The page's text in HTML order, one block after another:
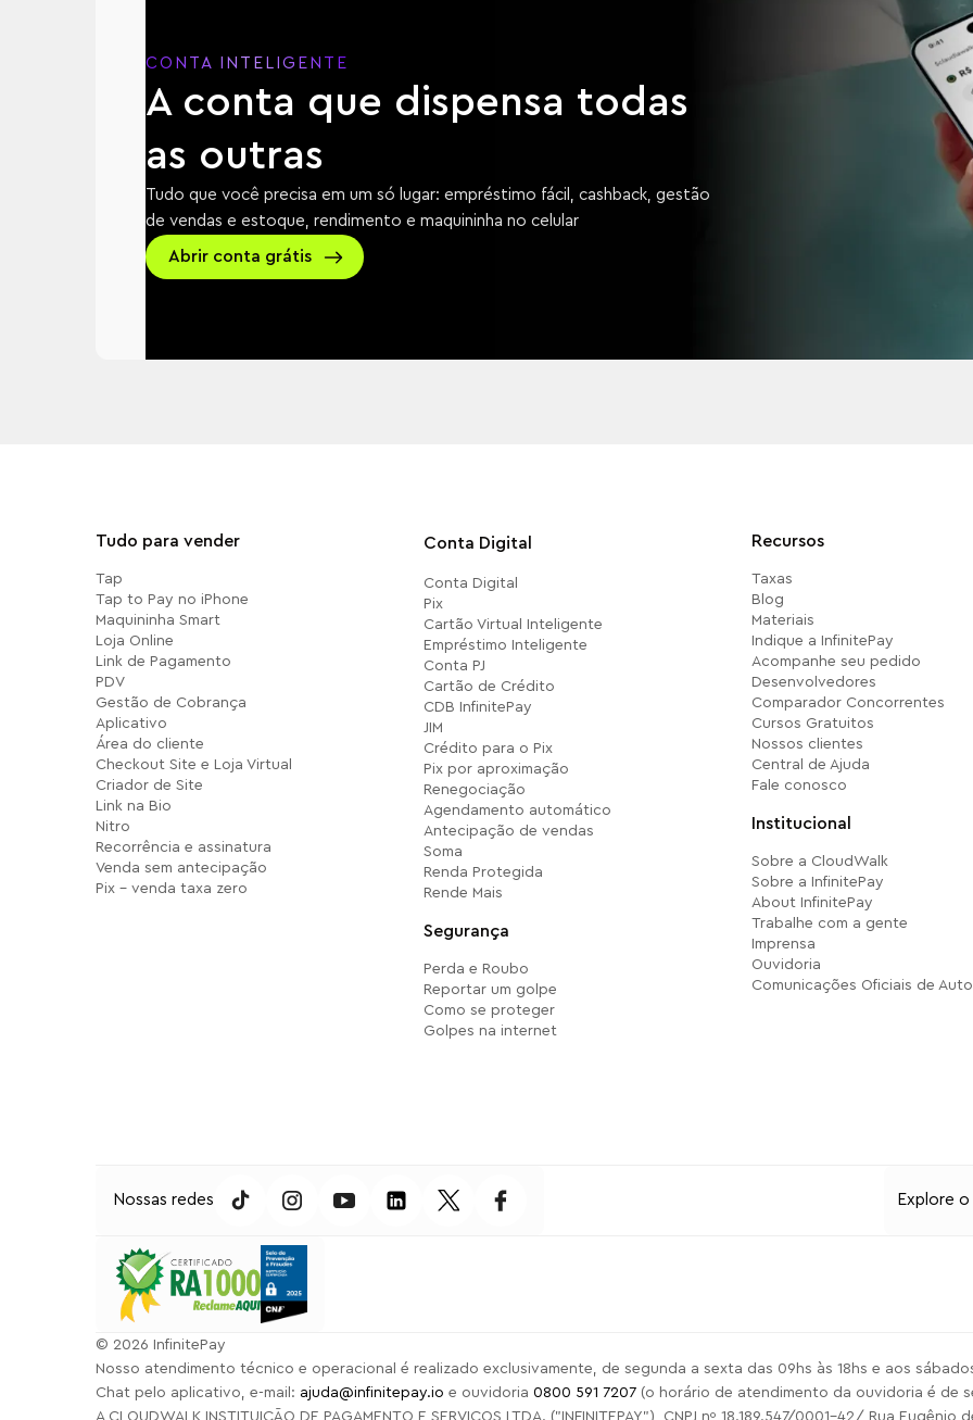
CONTA INTELIGENTE
A conta que dispensa todas
as outras
Tudo que você precisa em um só lugar: empréstimo fácil, cashback, gestão
de vendas e estoque, rendimento e maquininha no celular
Abrir conta grátis
Tudo para vender
Tap
Tap to Pay no iPhone
Maquininha Smart
Loja Online
Link de Pagamento
PDV
Gestão de Cobrança
Aplicativo
Área do cliente
Checkout Site e Loja Virtual
Criador de Site
Link na Bio
Nitro
Recorrência e assinatura
Venda sem antecipação
Pix - venda taxa zero
Conta Digital
Conta Digital
Pix
Cartão Virtual Inteligente
Empréstimo Inteligente
Conta PJ
Cartão de Crédito
CDB InfinitePay
JIM
Crédito para o Pix
Pix por aproximação
Renegociação
Agendamento automático
Antecipação de vendas
Soma
Renda Protegida
Rende Mais
Segurança
Perda e Roubo
Reportar um golpe
Como se proteger
Golpes na internet
Recursos
Taxas
Blog
Materiais
Indique a InfinitePay
Acompanhe seu pedido
Desenvolvedores
Comparador Concorrentes
Cursos Gratuitos
Nossos clientes
Central de Ajuda
Fale conosco
Institucional
Sobre a CloudWalk
Sobre a InfinitePay
About InfinitePay
Trabalhe com a gente
Imprensa
Ouvidoria
Comunicações Oficiais de
Nossas redes Explore o
⁠© 2026 InfinitePay
Nosso atendimento técnico e operacional é realizado exclusivamente, de segunda a sexta das 09hs às 18hs e aos
Chat pelo aplicativo, e-mail: ajuda@infinitepay.io e ouvidoria0800 591 7207 (o horário de atendimento da ouvidoria é de
A CLOUDWALK INSTITUIÇÃO DE PAGAMENTO E SERVIÇOS LTDA. ("INFINITEPAY"), CNPJ nº 18.189.547/0001-42/ Rua